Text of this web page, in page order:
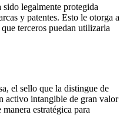
sido legalmente protegida
y patentes. Esto le otorga a
terceros puedan utilizarla
el sello que la distingue de
activo intangible de gran valor
estratégica para